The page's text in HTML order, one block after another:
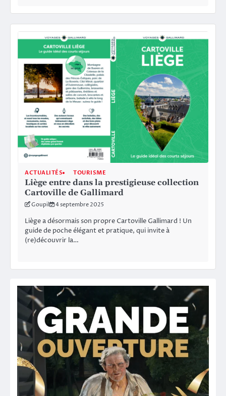
ACTUALITÉS TOURISME
Liège entre dans la prestigieuse collection
Cartoville de Gallimard
Goupil 4 septembre 2025
Liège a désormais son propre Cartoville Gallimard ! Un
guide de poche élégant et pratique, qui invite à
(re)découvrir la…